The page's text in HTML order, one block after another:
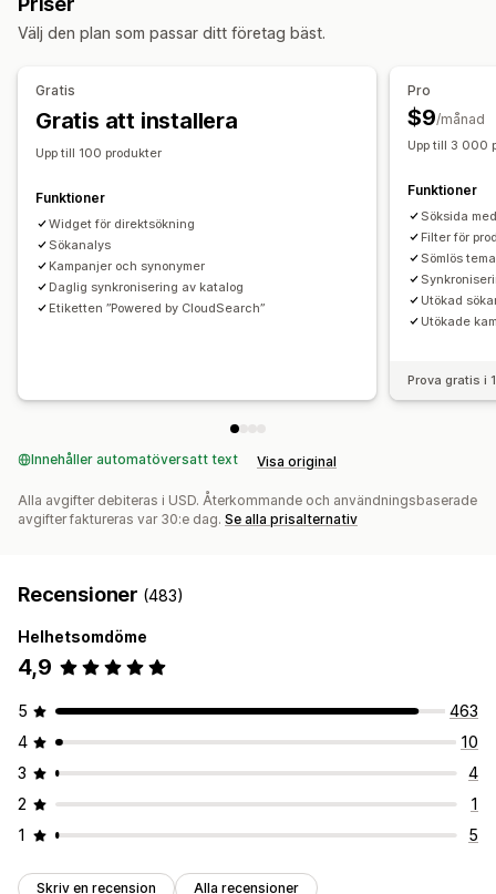
Visningsanpassning
Sökresultatssida
Analysverktyg
Sökfrågor
Dra och släpp-redigerare
Färg och teckensnitt
Välj den plan som passar ditt företag bäst.
Gratis
Gratis att installera
Upp till 100 produkter
Funktioner
Widget för direktsökning
Sökanalys
Kampanjer och synonymer
Daglig synkronisering av katalog
Etiketten ”Powered by CloudSearch”
Pro
$9/månad
Upp till 3 000
Funktioner
Söksida
Filter för
Sömlös
Utökad
Utökade
Prova gratis i
Innehåller automatöversatt text Visa original
Alla avgifter debiteras i USD. Återkommande och användningsbaserade
avgifter faktureras var 30:e dag. Se alla prisalternativ
Recensioner (483)
Helhetsomdöme
4,9
5
463
4
10
3
4
2
1
1
5
Skriv en recension Alla recensioner